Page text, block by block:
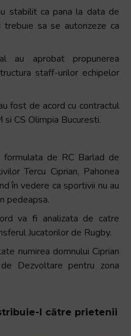
stabilit ca pana la data de
sa se autorizeze ca
au aprobat propunerea
staff-urilor echipelor
fost de acord cu contractul
CS Olimpia Bucuresti.
de RC Barlad de
Tercu Ciprian, Pahonea
în vedere ca sportivii nu au
pedeapsa.
va fi analizata de catre
Jucatorilor de Rugby.
numirea domnului Ciprian
Dezvoltare pentru zona
l către prietenii